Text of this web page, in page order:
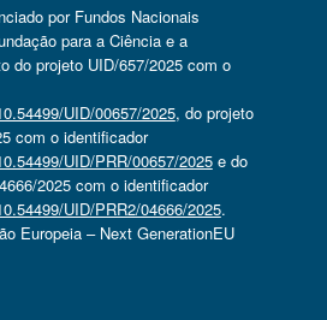
por Fundos Nacionais
para a Ciência e a
do projeto UID/657/2025 com o
UID/00657/2025, do projeto
com o identificador
UID/PRR/00657/2025e do
2025 com o identificador
UID/PRR2/04666/2025.
Europeia – Next GenerationEU